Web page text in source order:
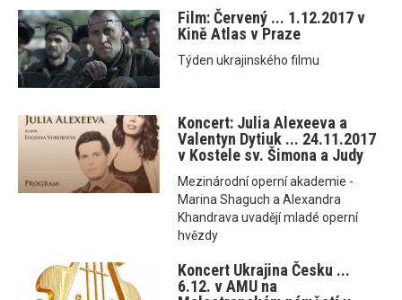
Film: Červený ... 1.12.2017 v
Kině Atlas v Praze
Týden ukrajinského filmu
Koncert: Julia Alexeeva a
Valentyn Dytiuk ... 24.11.2017
v Kostele sv. Šimona a Judy
Mezinárodní operní akademie -
Marina Shaguch a Alexandra
Khandrava uvadějí mladé operní
hvězdy
Koncert Ukrajina Česku ...
6.12. v AMU na